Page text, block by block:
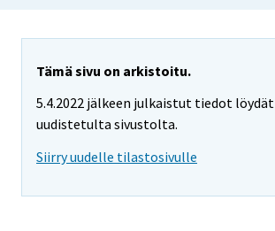
Tämä sivu on arkistoitu.
5.4.2022 jälkeen julkaistut tiedot löydät
uudistetulta sivustolta.
Siirry uudelle tilastosivulle